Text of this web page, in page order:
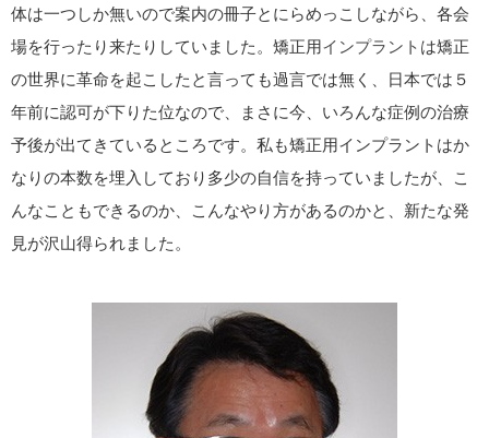
体は一つしか無いので案内の冊子とにらめっこしながら、各会
場を行ったり来たりしていました。矯正用インプラントは矯正
の世界に革命を起こしたと言っても過言では無く、日本では５
年前に認可が下りた位なので、まさに今、いろんな症例の治療
予後が出てきているところです。私も矯正用インプラントはか
なりの本数を埋入しており多少の自信を持っていましたが、こ
んなこともできるのか、こんなやり方があるのかと、新たな発
見が沢山得られました。